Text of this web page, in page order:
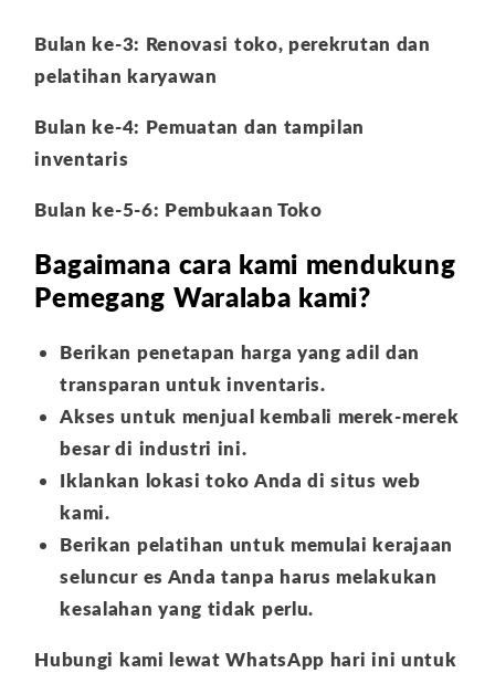
Bulan ke-3: Renovasi toko, perekrutan dan
pelatihan karyawan
Bulan ke-4: Pemuatan dan tampilan
inventaris
Bulan ke-5-6: Pembukaan Toko
Bagaimana cara kami mendukung
Pemegang Waralaba kami?
Berikan penetapan harga yang adil dan
transparan untuk inventaris.
Akses untuk menjual kembali merek-merek
besar di industri ini.
Iklankan lokasi toko Anda di situs web
kami.
Berikan pelatihan untuk memulai kerajaan
seluncur es Anda tanpa harus melakukan
kesalahan yang tidak perlu.
Hubungi kami lewat WhatsApp hari ini untuk